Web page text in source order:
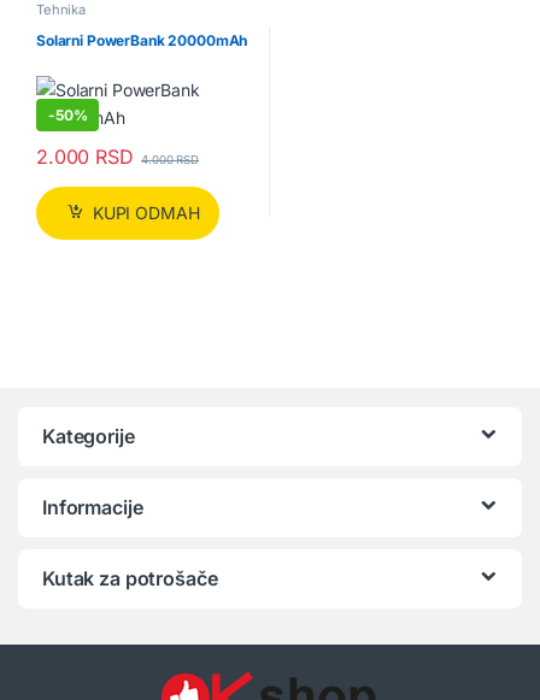
Tehnika
Solarni PowerBank 20000mAh
-50%
2.000 RSD 4.000RSD
KUPI ODMAH
Kategorije
Informacije
Kutak za potrošače